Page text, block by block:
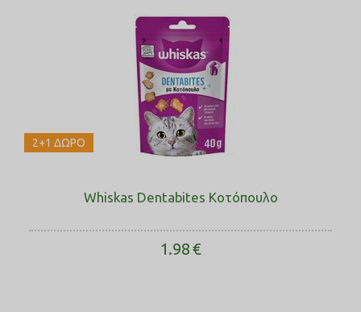
2+1 ΔΩΡΟ
Whiskas Dentabites Κοτόπουλο
1.98€